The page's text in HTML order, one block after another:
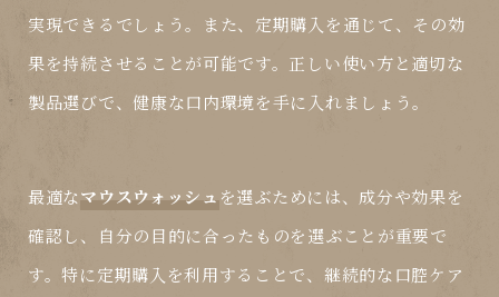
実現できるでしょう。また、定期購入を通じて、その効
果を持続させることが可能です。正しい使い方と適切な
製品選びで、健康な口内環境を手に入れましょう。
最適なマウスウォッシュ を選ぶためには、成分や効果を
確認し、自分の目的に合ったものを選ぶことが重要で
す。特に定期購入を利用することで、継続的な口腔ケア